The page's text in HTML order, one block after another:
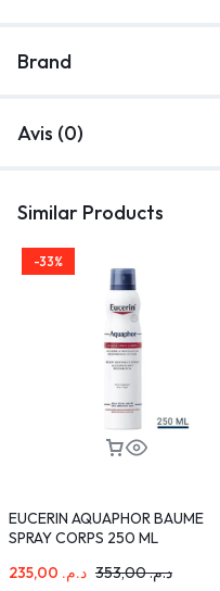
Brand
Avis (0)
Similar Products
-33%
EUCERIN AQUAPHOR BAUME
SPRAY CORPS 250 ML
د.م.
د.م.353,00